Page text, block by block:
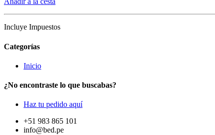
Incluye Impuestos
Categorías
Inicio
¿No encontraste lo que buscabas?
Haz tu pedido aquí
+51 983 865 101
info@bed.pe